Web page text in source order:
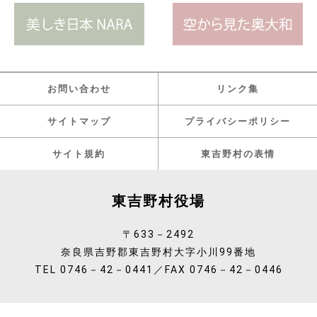
お問い合わせ リンク集
サイトマップ プライバシーポリシー
サイト規約 東吉野村の表情
東吉野村役場
〒633－2492
奈良県吉野郡東吉野村大字小川99番地
TEL 0746－42－0441／FAX 0746－42－0446